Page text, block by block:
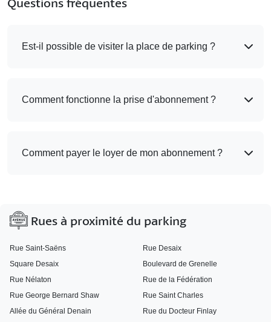
Est-il possible de visiter la place de parking ?
Comment fonctionne la prise d'abonnement ?
Comment payer le loyer de mon abonnement ?
Rues à proximité du parking
Rue Saint-Saëns
Rue Desaix
Square Desaix
Boulevard de Grenelle
Rue Nélaton
Rue de la Fédération
Rue George Bernard Shaw
Rue Saint Charles
Allée du Général Denain
Rue du Docteur Finlay